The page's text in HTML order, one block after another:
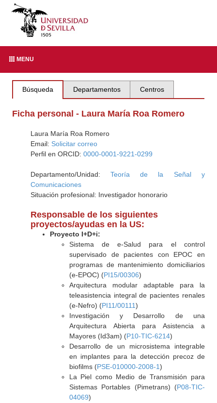
MENU
Búsqueda Departamentos Centros
Ficha personal - Laura María Roa Romero
Laura María Roa Romero
Email: Solicitar correo
Perfil en ORCID: 0000-0001-9221-0299
Departamento/Unidad:Teoría de la Señal y
Comunicaciones
Situación profesional: Investigador honorario
Responsable de los siguientes
proyectos/ayudas en la US:
Proyecto I+D+i:
Sistema de e-Salud para el control
supervisado de pacientes con EPOC en
programas de mantenimiento domiciliarios
(e-EPOC) (PI15/00306)
Arquitectura modular adaptable para la
teleasistencia integral de pacientes renales
(e-Nefro) (PI11/00111)
Investigación y Desarrollo de una
Arquitectura Abierta para Asistencia a
Mayores (Id3am) (P10-TIC-6214)
Desarrollo de un microsistema integrable
en implantes para la detección precoz de
biofilms (PSE-010000-2008-1)
La Piel como Medio de Transmisión para
Sistemas Portables (Pimetrans) (P08-TIC-
04069)